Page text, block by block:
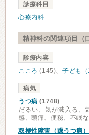
診療科目
心療内科
精神科の関連項目（
診療内容
こころ (145)、子ども（
病気
うつ病 (1748)
だるい、気が滅入る、
感、頭痛、便秘、不眠
双極性障害（躁うつ病）